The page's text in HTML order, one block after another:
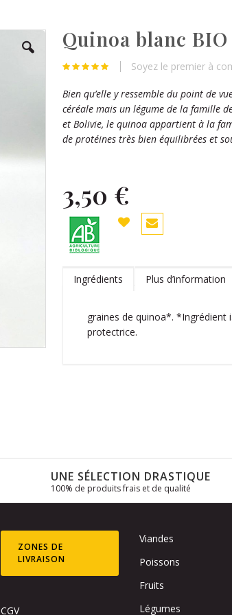
Quinoa blanc
Soyez le premier à
Bien qu’elle y ressemble du point de
céréale mais un légume de la famille
et Bolivie, le quinoa appartient à la
de protéines très bien équilibrées et
3,50 €
Ingrédients
graines de quinoa*. *Ingrédient
protectrice.
Plus d’information
UNE SÉLECTION DRASTIQUE
100% de produits frais et de qualité
ZONES DE
LIVRAISON
CGV
Viandes
Poissons
Fruits
Légumes